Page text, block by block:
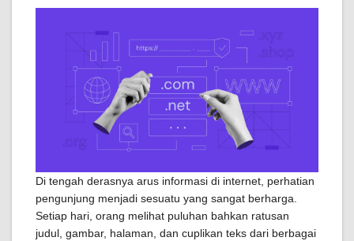
Di tengah derasnya arus informasi di internet, perhatian
pengunjung menjadi sesuatu yang sangat berharga.
Setiap hari, orang melihat puluhan bahkan ratusan
judul, gambar, halaman, dan cuplikan teks dari berbagai